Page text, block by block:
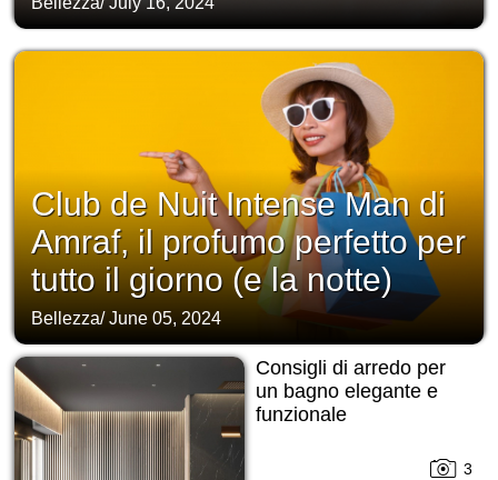
Club de Nuit Intense Man di
Amraf, il profumo perfetto per
tutto il giorno (e la notte)
Bellezza/June 05, 2024
Consigli di arredo per
un bagno elegante e
funzionale
3